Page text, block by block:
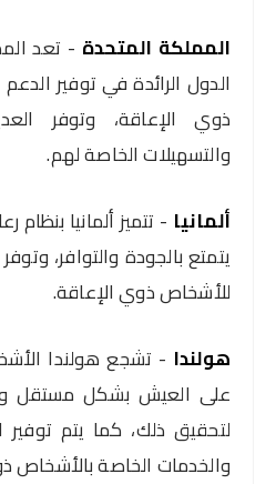
المملكة المتحدة - تعد
الدول الرائدة في توفير
ذوي الإعاقة، وتوفر
والتسهيلات الخاصة لهم.
ألمانيا - تتميز ألمانيا
يتمتع بالجودة والتوافر،
للأشخاص ذوي الإعاقة.
هولندا - تشجع هولندا
على العيش بشكل مستقل
لتحقيق ذلك، كما يتم توفير
والخدمات الخاصة بالأشخاص